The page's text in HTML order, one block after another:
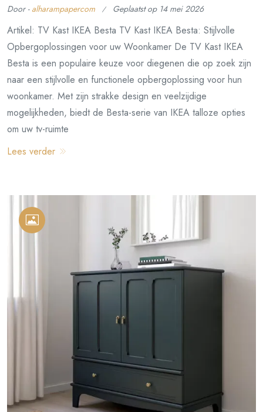
Door - alharampapercom Geplaatst op 14 mei 2026
Artikel: TV Kast IKEA Besta TV Kast IKEA Besta: Stijlvolle
Opbergoplossingen voor uw Woonkamer De TV Kast IKEA
Besta is een populaire keuze voor diegenen die op zoek zijn
naar een stijlvolle en functionele opbergoplossing voor hun
woonkamer. Met zijn strakke design en veelzijdige
mogelijkheden, biedt de Besta-serie van IKEA talloze opties
om uw tv-ruimte
Lees verder